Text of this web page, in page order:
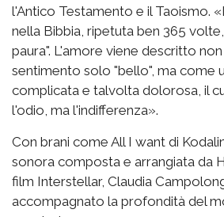
l'Antico Testamento e il Taoismo.
nella Bibbia, ripetuta ben 365
paura". L'amore viene descritto
sentimento solo "bello", ma come
complicata e talvolta dolorosa, il
l'odio, ma l'indifferenza».
Con brani come All I want di
sonora composta e arrangiata da
film Interstellar, Claudia
accompagnato la profondità del